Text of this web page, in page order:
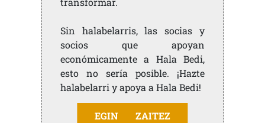
Sin halabelarris, las socias y
socios que apoyan
económicamente a Hala Bedi,
esto no sería posible. ¡Hazte
halabelarri y apoya a Hala Bedi!
EGIN ZAITEZ